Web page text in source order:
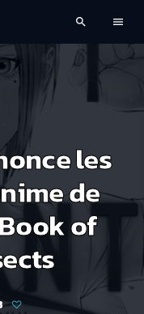
search menu
les
de
of